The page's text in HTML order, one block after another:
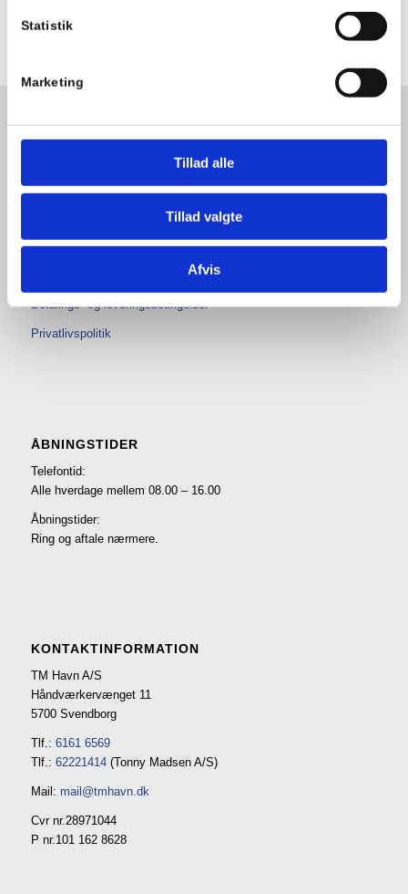
Statistik
Marketing
Tillad alle
Tillad valgte
Afvis
Betalings- og leveringsbetingelser
Privatlivspolitik
ÅBNINGSTIDER
Telefontid:
Alle hverdage mellem 08.00 – 16.00
Åbningstider:
Ring og aftale nærmere.
KONTAKTINFORMATION
TM Havn A/S
Håndværkervænget 11
5700 Svendborg
Tlf.: 6161 6569
Tlf.: 62221414(Tonny Madsen A/S)
Mail: mail@tmhavn.dk
Cvr nr.28971044
P nr.101 162 8628